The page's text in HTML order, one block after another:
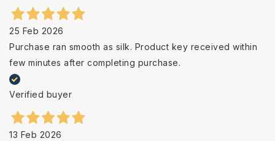
25 Feb 2026
Purchase ran smooth as silk. Product key received within
few minutes after completing purchase.
Verified buyer
13 Feb 2026